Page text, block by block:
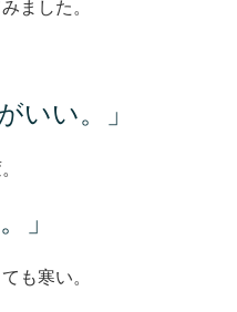
ました。
いい。」
」
も寒い。